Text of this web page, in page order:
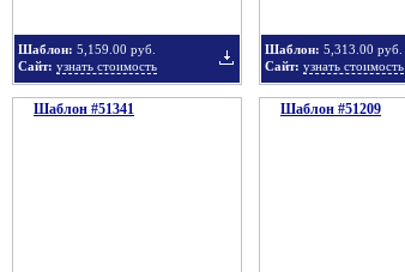
Шаблон: 5,159.00 руб.
Сайт: узнать стоимость
Шаблон: 5,313.00 руб.
Сайт: узнать стоимость
Шаблон #51341 Шаблон #51209